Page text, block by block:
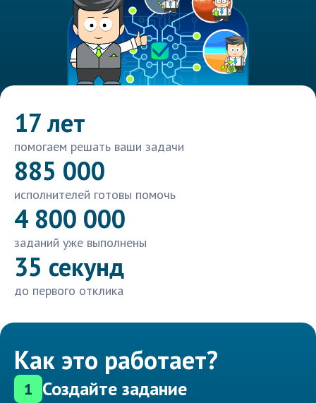
17 лет
помогаем решать ваши задачи
885 000
исполнителей готовы помочь
4 800 000
заданий уже выполнены
35 секунд
до первого отклика
Как это работает?
1 Создайте задание